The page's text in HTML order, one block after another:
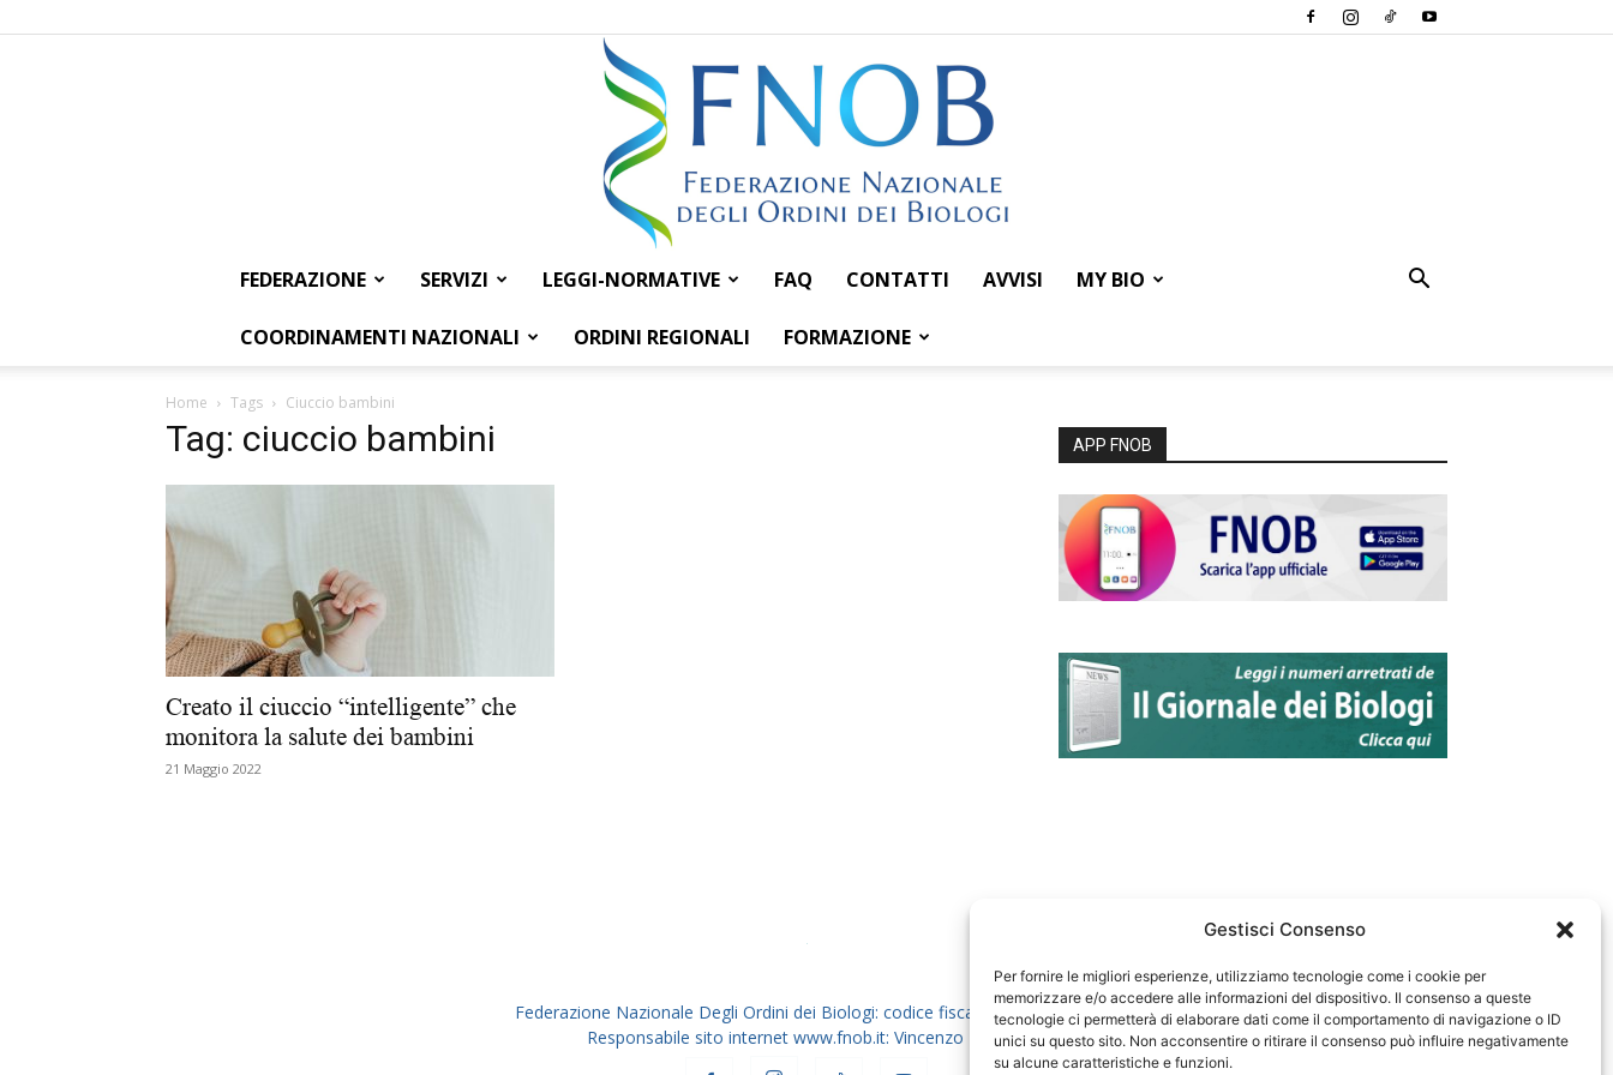
Gestisci Consenso
Per fornire le migliori esperienze, utilizziamo tecnologie come i cookie per
memorizzare e/o accedere alle informazioni del dispositivo. Il consenso a queste
tecnologie ci permetterà di elaborare dati come il comportamento di navigazione o ID
unici su questo sito. Non acconsentire o ritirare il consenso può influire negativamente
su alcune caratteristiche e funzioni.
Federazione
dei
FEDERAZIONE SERVIZI LEGGI-NORMATIVE FAQ CONTATTI AVVISI MY BIO
COORDINAMENTI NAZIONALI ORDINI REGIONALI FORMAZIONE
Home Tags Ciuccio bambini
Tag: ciuccio bambini
Creato il ciuccio “intelligente” che
monitora la salute dei bambini
21 Maggio 2022
APP FNOB
Federazione Nazionale Degli Ordini dei Biologi: codice fiscale 80069130583
Responsabile sito internet www.fnob.it: Vincenzo D'Anna